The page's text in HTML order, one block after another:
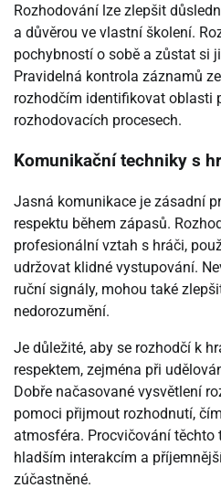
Rozhodování lze zlepšit
a důvěrou ve vlastní školení.
pochybností o sobě a zůstat si
Pravidelná kontrola záznamů
rozhodčím identifikovat oblasti
rozhodovacích procesech.
Komunikační techniky s
Jasná komunikace je zásadní
respektu během zápasů.
profesionální vztah s hráči,
udržovat klidné vystupování.
ruční signály, mohou také
nedorozumění.
Je důležité, aby se rozhodčí k
respektem, zejména při
Dobře načasované vysvětlení
pomoci přijmout rozhodnutí,
atmosféra. Procvičování těchto
hladším interakcím a
zúčastněné.